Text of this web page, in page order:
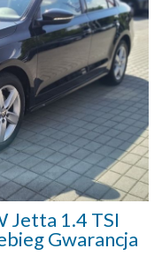
Jetta 1.4 TSI
Gwarancja